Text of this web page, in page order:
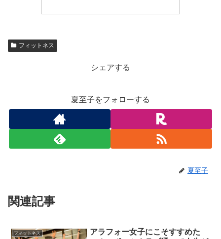
フィットネス
シェアする
夏至子をフォローする
夏至子
関連記事
フィットネス
アラフォー女子にこそすすめた